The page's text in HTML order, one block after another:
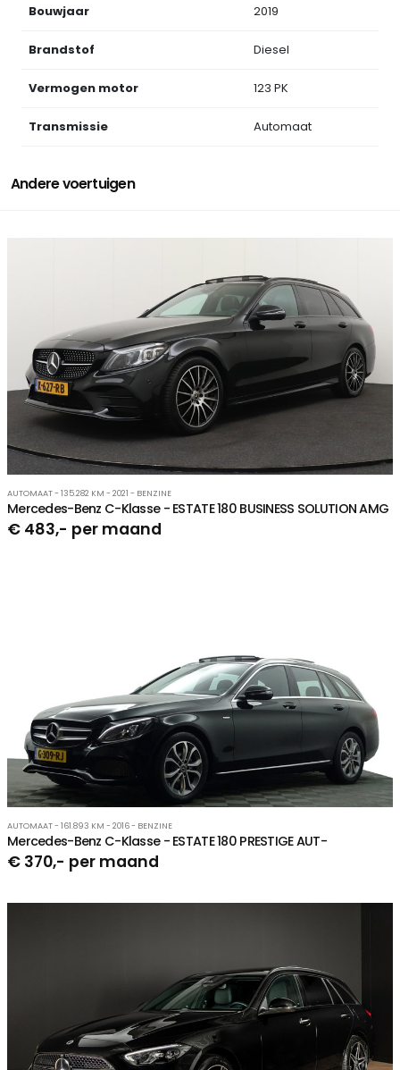
Bouwjaar 2019
Brandstof Diesel
Vermogen motor 123 PK
Transmissie Automaat
Andere voertuigen
AUTOMAAT - 135.282 KM - 2021 - BENZINE
Mercedes-Benz C-Klasse - ESTATE 180 BUSINESS SOLUTION AMG
€ 483,- per maand
AUTOMAAT - 161.893 KM - 2016 - BENZINE
Mercedes-Benz C-Klasse - ESTATE 180 PRESTIGE AUT-
€ 370,- per maand